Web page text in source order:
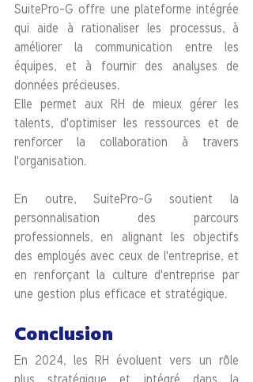
SuitePro-G offre une plateforme intégrée
qui aide à rationaliser les processus, à
améliorer la communication entre les
équipes, et à fournir des analyses de
données précieuses.
Elle permet aux RH de mieux gérer les
talents, d'optimiser les ressources et de
renforcer la collaboration à travers
l'organisation.
En outre, SuitePro-G soutient la
personnalisation des parcours
professionnels, en alignant les objectifs
des employés avec ceux de l'entreprise, et
en renforçant la culture d'entreprise par
une gestion plus efficace et stratégique.
Conclusion
En 2024, les RH évoluent vers un rôle